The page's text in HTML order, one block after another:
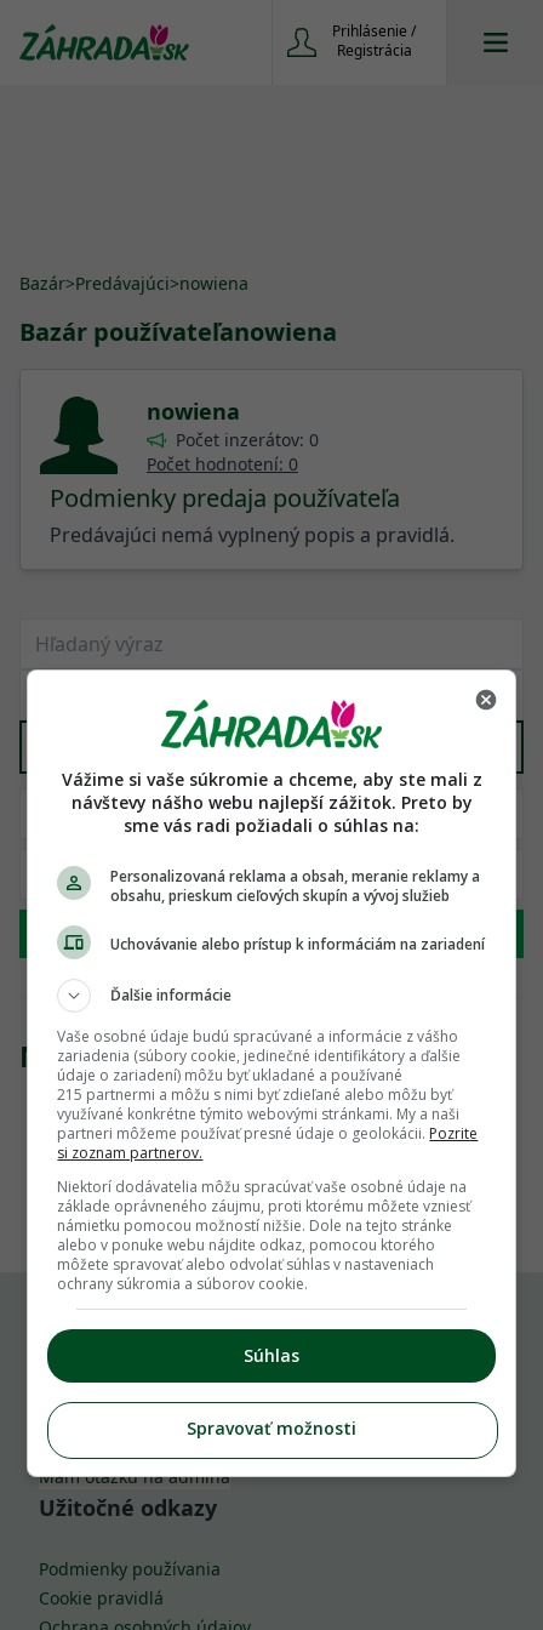
Prihlásenie /
Registrácia
Bazár>Predávajúci>nowiena
Bazár používateľanowiena
nowiena
Počet inzerátov: 0
Počet hodnotení: 0
Podmienky predaja používateľa
Predávajúci nemá vyplnený popis a pravidlá.
Záhradné domčeky, altánky
Hľadať
Nenašli sme žiadny produkt
1
Komu môžeš napísať
info@zahrada.sk
Nahlás chybu
Mám otázku na admina
Užitočné odkazy
Podmienky používania
Cookie pravidlá
Vážime si vaše súkromie a chceme, aby ste mali z
návštevy nášho webu najlepší zážitok. Preto by
sme vás radi požiadali o súhlas na:
Personalizovaná reklama a obsah, meranie reklamy a
obsahu, prieskum cieľových skupín a vývoj služieb
Uchovávanie alebo prístup k informáciám na zariadení
Ďalšie informácie
Vaše osobné údaje budú spracúvané a informácie z vášho
zariadenia (súbory cookie, jedinečné identifikátory a ďalšie
údaje o zariadení) môžu byť ukladané a používané
215 partnermi a môžu s nimi byť zdieľané alebo môžu byť
využívané konkrétne týmito webovými stránkami. My a naši
partneri môžeme používať presné údaje o geolokácii. Pozrite
si zoznam partnerov.
Niektorí dodávatelia môžu spracúvať vaše osobné údaje na
základe oprávneného záujmu, proti ktorému môžete vzniesť
námietku pomocou možností nižšie. Dole na tejto stránke
alebo v ponuke webu nájdite odkaz, pomocou ktorého
môžete spravovať alebo odvolať súhlas v nastaveniach
ochrany súkromia a súborov cookie.
Súhlas
Spravovať možnosti